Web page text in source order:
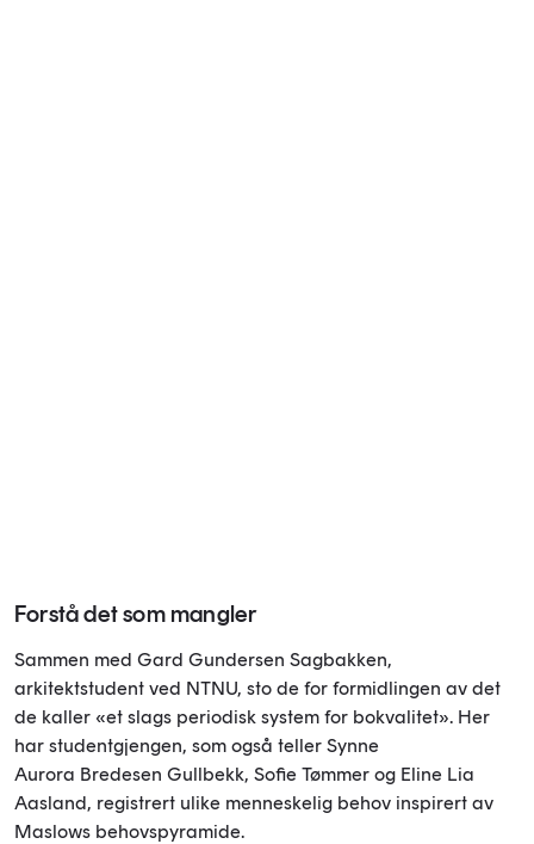
Forstå det som mangler
Sammen med Gard Gundersen Sagbakken,
arkitektstudent ved NTNU, sto de for formidlingen av det
de kaller «et slags periodisk system for bokvalitet». Her
har studentgjengen, som også teller Synne
Aurora Bredesen Gullbekk, Sofie Tømmer og Eline Lia
Aasland, registrert ulike menneskelig behov inspirert av
Maslows behovspyramide.